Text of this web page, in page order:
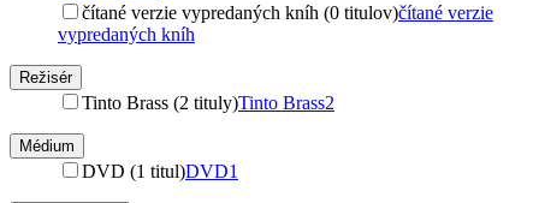
čítané verzie vypredaných kníh (0 titulov)čítané verzie
vypredaných kníh
Režisér
Tinto Brass (2 tituly)Tinto Brass2
Médium
DVD (1 titul)DVD1